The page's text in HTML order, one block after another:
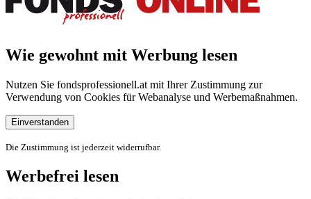
Wie gewohnt mit Werbung lesen
Nutzen Sie fondsprofessionell.at mit Ihrer Zustimmung zur
Verwendung von Cookies für Webanalyse und Werbemaßnahmen.
Einverstanden
Die Zustimmung ist jederzeit widerrufbar.
Werbefrei lesen